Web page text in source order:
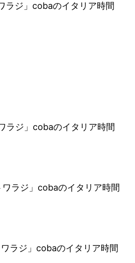
ラジ」cobaのイタリア時間
ラジ」cobaのイタリア時間
ラジ」cobaのイタリア時間
ラジ」cobaのイタリア時間